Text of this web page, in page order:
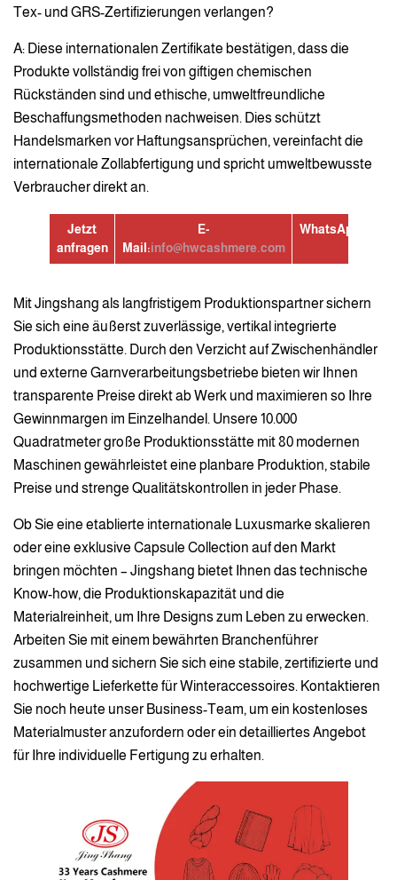
Tex- und GRS-Zertifizierungen verlangen?
A: Diese internationalen Zertifikate bestätigen, dass die
Produkte vollständig frei von giftigen chemischen
Rückständen sind und ethische, umweltfreundliche
Beschaffungsmethoden nachweisen. Dies schützt
Handelsmarken vor Haftungsansprüchen, vereinfacht die
internationale Zollabfertigung und spricht umweltbewusste
Verbraucher direkt an.
Jetzt
anfragen
E-
Mail:info@hwcashmere.com
WhatsApp:
Mit Jingshang als langfristigem Produktionspartner sichern
Sie sich eine äußerst zuverlässige, vertikal integrierte
Produktionsstätte. Durch den Verzicht auf Zwischenhändler
und externe Garnverarbeitungsbetriebe bieten wir Ihnen
transparente Preise direkt ab Werk und maximieren so Ihre
Gewinnmargen im Einzelhandel. Unsere 10.000
Quadratmeter große Produktionsstätte mit 80 modernen
Maschinen gewährleistet eine planbare Produktion, stabile
Preise und strenge Qualitätskontrollen in jeder Phase.
Ob Sie eine etablierte internationale Luxusmarke skalieren
oder eine exklusive Capsule Collection auf den Markt
bringen möchten – Jingshang bietet Ihnen das technische
Know-how, die Produktionskapazität und die
Materialreinheit, um Ihre Designs zum Leben zu erwecken.
Arbeiten Sie mit einem bewährten Branchenführer
zusammen und sichern Sie sich eine stabile, zertifizierte und
hochwertige Lieferkette für Winteraccessoires. Kontaktieren
Sie noch heute unser Business-Team, um ein kostenloses
Materialmuster anzufordern oder ein detailliertes Angebot
für Ihre individuelle Fertigung zu erhalten.